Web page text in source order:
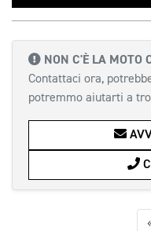
NON C'È LA MOTO
Contattaci ora,
potremmo aiutarti a